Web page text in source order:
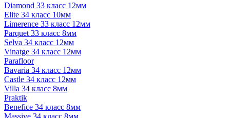
Diamond 33 класс 12мм
Elite 34 класс 10мм
Limerence 33 класс 12мм
Parquet 33 класс 8мм
Selva 34 класс 12мм
Vinatge 34 класс 12мм
Parafloor
Bavaria 34 класс 12мм
Castle 34 класс 12мм
Villa 34 класс 8мм
Praktik
Benefice 34 класс 8мм
Massive 34 класс 8мм